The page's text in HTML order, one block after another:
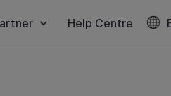
Help Centre